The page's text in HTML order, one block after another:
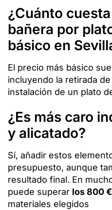
¿Cuánto
bañera por
básico en
El precio más básico
incluyendo la retirada
instalación de un plato
¿Es más caro
y alicatado?
Sí, añadir estos
presupuesto, aunque
resultado final. En
puede superar los 800 €
materiales elegidos